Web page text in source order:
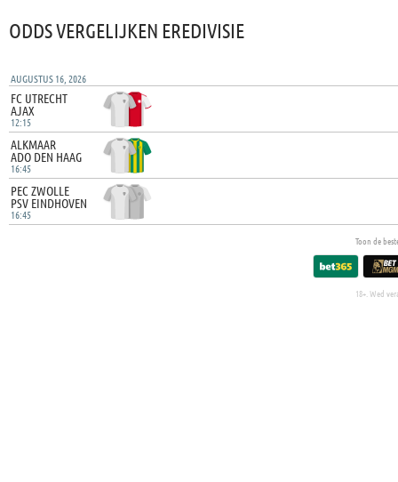
ODDS VERGELIJKEN EREDIVISIE
AUGUSTUS 16, 2026
FC UTRECHT
AJAX
12:15
ALKMAAR
ADO DEN HAAG
16:45
PEC ZWOLLE
PSV EINDHOVEN
16:45
Toon de
18+. Wed